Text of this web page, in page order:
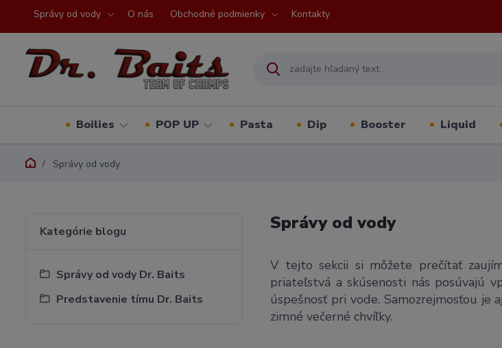
Správy od vody O nás Obchodné podmienky Kontakty
Boilies POP UP Pasta Dip Booster Liquid
Správy od vody
Kategórie blogu
Správy od vody Dr. Baits
Predstavenie tímu Dr. Baits
Správy od vody
V tejto sekcii si môžete prečítať
priateľstvá a skúsenosti nás posúvajú
úspešnosť pri vode. Samozrejmosťou je
zimné večerné chvíľky.